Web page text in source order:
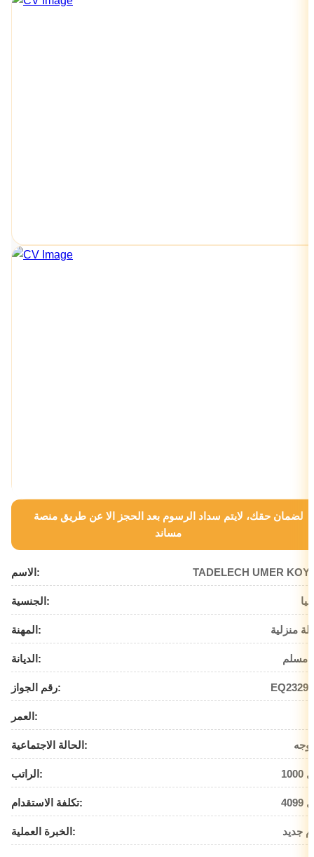
لضمان حقك، لايتم سداد الرسوم بعد الحجز الا عن طريق منصة
مساند
الاسم: TADELECH UMER
الجنسية:
المهنة: منزلية
الديانة: مسلم
رقم الجواز:
العمر:
الحالة الاجتماعية:
الراتب:
تكلفة الاستقدام:
الخبرة العملية: جديد